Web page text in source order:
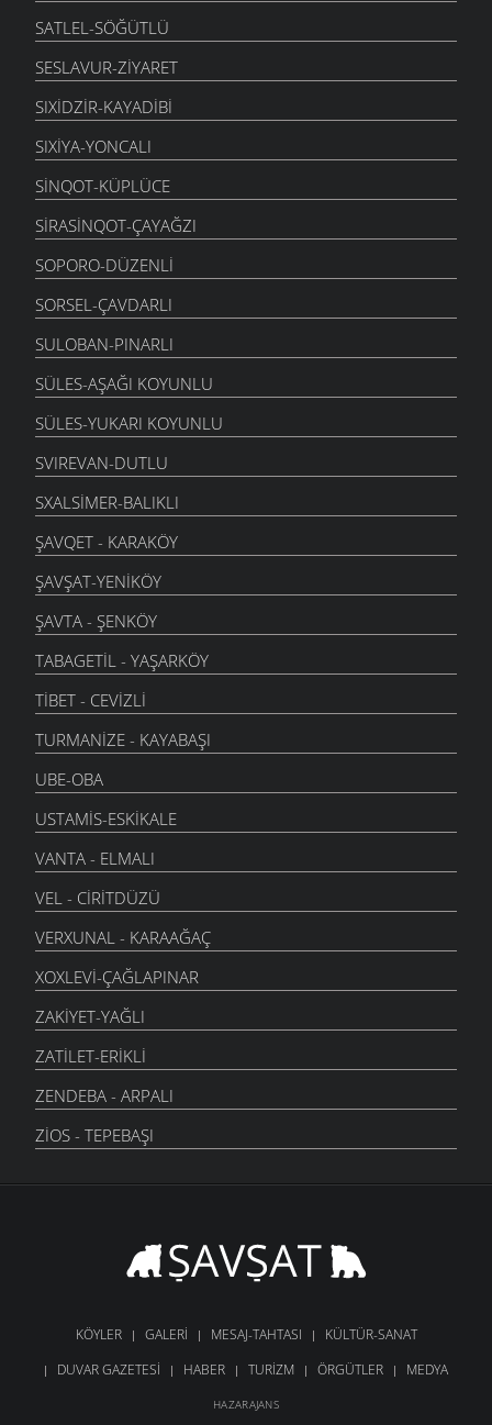
SATLEL-SÖĞÜTLÜ
SESLAVUR-ZIYARET
SIXIDZIR-KAYADIBI
SIXIYA-YONCALI
SINQOT-KÜPLÜCE
SIRASINQOT-ÇAYAĞZI
SOPORO-DÜZENLI
SORSEL-ÇAVDARLI
SULOBAN-PINARLI
SÜLES-AŞAĞI KOYUNLU
SÜLES-YUKARI KOYUNLU
SVIREVAN-DUTLU
SXALSIMER-BALIKLI
ŞAVQET - KARAKÖY
ŞAVŞAT-YENIKÖY
ŞAVTA - ŞENKÖY
TABAGETIL - YAŞARKÖY
TIBET - CEVIZLI
TURMANIZE - KAYABAŞI
UBE-OBA
USTAMIS-ESKIKALE
VANTA - ELMALI
VEL - CIRITDÜZÜ
VERXUNAL - KARAAĞAÇ
XOXLEVI-ÇAĞLAPINAR
ZAKIYET-YAĞLI
ZATILET-ERIKLI
ZENDEBA - ARPALI
ZIOS - TEPEBAŞI
KÖYLER GALERI MESAJ-TAHTASI
KÜLTÜR-SANAT
DUVAR GAZETESI
HABER TURIZM ÖRGÜTLER MEDYA
HAZARAJANS